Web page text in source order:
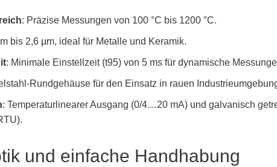
: Präzise Messungen von 100 °C bis 1200 °C.
bis 2,6 µm, ideal für Metalle und Keramik.
: Minimale Einstellzeit (t95) von 5 ms für dynamische
Rundgehäuse für den Einsatz in rauen
: Temperaturlinearer Ausgang (0/4…20 mA) und galvanisch
und einfache Handhabung